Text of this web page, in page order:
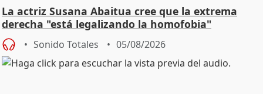
La actriz Susana Abaitua cree que la extrema
derecha "está legalizando la homofobia"
Sonido Totales 05/08/2026